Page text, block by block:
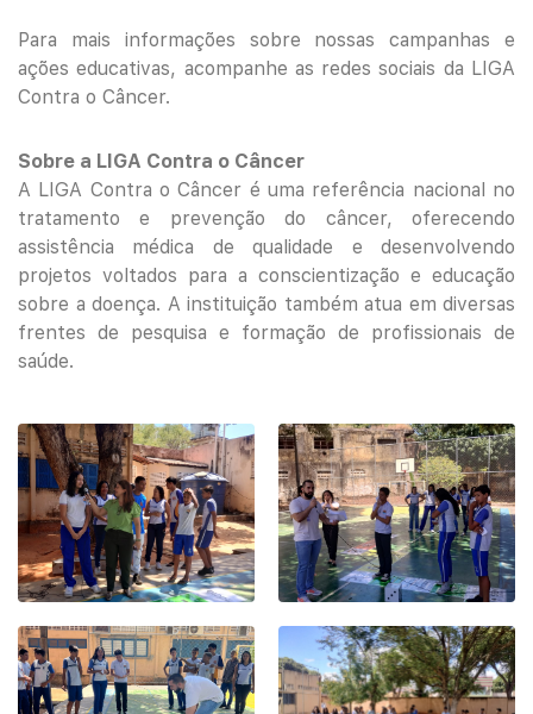
Para mais informações sobre nossas campanhas e
ações educativas, acompanhe as redes sociais da LIGA
Contra o Câncer.
Sobre a LIGA Contra o Câncer
A LIGA Contra o Câncer é uma referência nacional no
tratamento e prevenção do câncer, oferecendo
assistência médica de qualidade e desenvolvendo
projetos voltados para a conscientização e educação
sobre a doença. A instituição também atua em diversas
frentes de pesquisa e formação de profissionais de
saúde.